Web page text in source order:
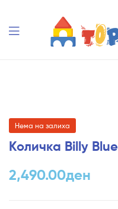
Нема на залиха
Количка Billy
2,490.00ден